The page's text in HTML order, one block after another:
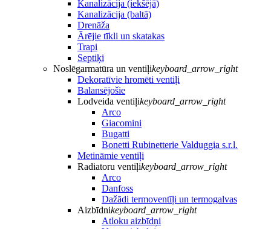
Kanalizācija (iekšējā)
Kanalizācija (baltā)
Drenāža
Ārējie tīkli un skatakas
Trapi
Septiķi
Noslēgarmatūra un ventiļikeyboard_arrow_right
Dekoratīvie hromēti ventiļi
Balansējošie
Lodveida ventiļikeyboard_arrow_right
Arco
Giacomini
Bugatti
Bonetti Rubinetterie Valduggia s.r.l.
Metināmie ventiļi
Radiatoru ventiļikeyboard_arrow_right
Arco
Danfoss
Dažādi termoventīļi un termogalvas
Aizbīdnikeyboard_arrow_right
Atloku aizbīdņi